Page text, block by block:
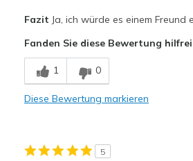
Nachteile
Wear Out Quickly
Fazit Ja, ich würde es einem Freund
Fanden Sie diese Bewertung
1 0
Diese Bewertung markieren
5